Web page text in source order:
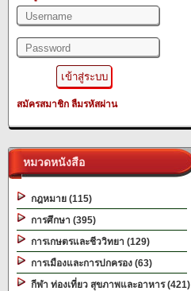
สมัครสมาชิก ลืมรหัสผ่าน
หมวดหนังสือ
กฎหมาย (115)
การศึกษา (395)
การเกษตรและชีววิทยา (129)
การเมืองและการปกครอง (63)
กีฬา ท่องเที่ยว สุขภาพและอาหาร (421)